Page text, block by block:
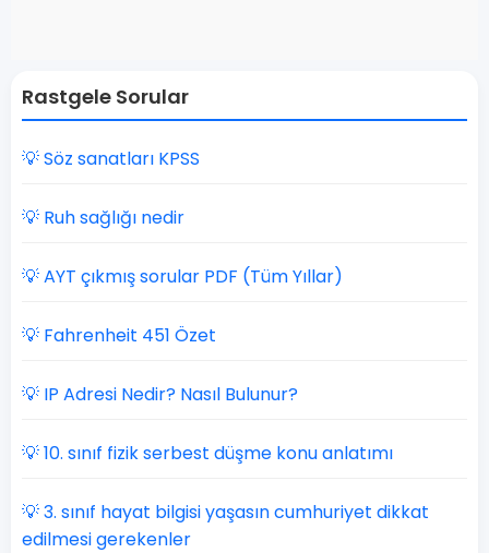
Rastgele Sorular
💡 Söz sanatları KPSS
💡 Ruh sağlığı nedir
💡 AYT çıkmış sorular PDF (Tüm Yıllar)
💡 Fahrenheit 451 Özet
💡 IP Adresi Nedir? Nasıl Bulunur?
💡 10. sınıf fizik serbest düşme konu anlatımı
💡 3. sınıf hayat bilgisi yaşasın cumhuriyet dikkat
edilmesi gerekenler